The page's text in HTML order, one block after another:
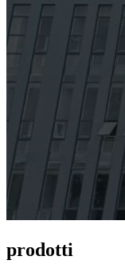
prodotti